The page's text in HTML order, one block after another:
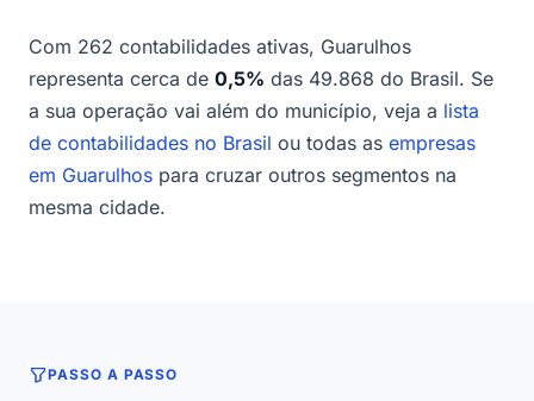
Com 262 contabilidades ativas, Guarulhos
representa cerca de 0,5% das 49.868 do Brasil. Se
a sua operação vai além do município, veja a lista
de contabilidades no Brasil ou todas as empresas
em Guarulhos para cruzar outros segmentos na
mesma cidade.
PASSO A PASSO